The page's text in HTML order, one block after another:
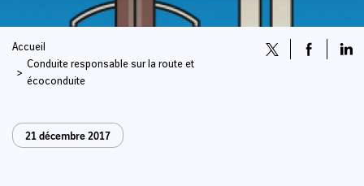
Accueil
Conduite responsable sur la route et
écoconduite
21 décembre 2017